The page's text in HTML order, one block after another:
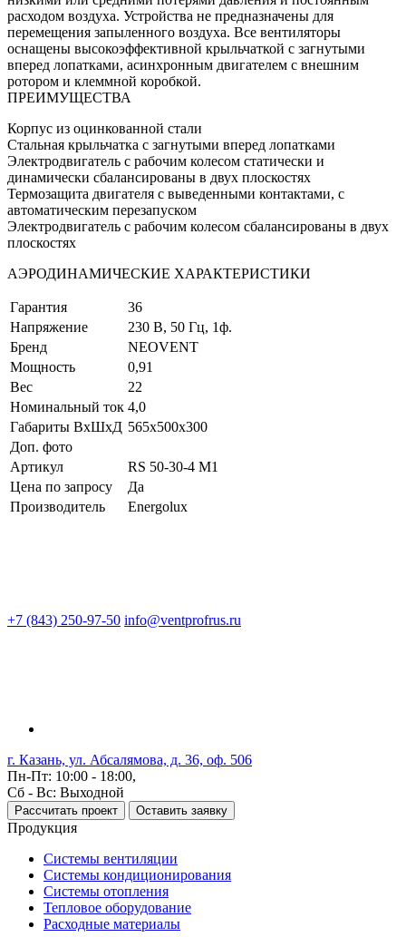
расходом воздуха. Устройства не предназначены для
перемещения запыленного воздуха. Все вентиляторы
оснащены высокоэффективной крыльчаткой с загнутыми
вперед лопатками, асинхронным двигателем с внешним
ротором и клеммной коробкой.
ПРЕИМУЩЕСТВА
Корпус из оцинкованной стали
Стальная крыльчатка с загнутыми вперед лопатками
Электродвигатель с рабочим колесом статически и
динамически сбалансированы в двух плоскостях
Термозащита двигателя с выведенными контактами, с
автоматическим перезапуском
Электродвигатель с рабочим колесом сбалансированы в двух
плоскостях
АЭРОДИНАМИЧЕСКИЕ ХАРАКТЕРИСТИКИ
Гарантия
36
Напряжение
230 В, 50 Гц, 1ф.
Бренд
NEOVENT
Мощность
0,91
Вес
22
Номинальный ток 4,0
Габариты ВхШхД 565x500x300
Доп. фото
Артикул
RS 50-30-4 M1
Цена по запросу
Да
Производитель
Energolux
+7 (843) 250-97-50 info@ventprofrus.ru
г. Казань, ул. Абсалямова, д. 36, оф. 506
Пн-Пт: 10:00 - 18:00,
Сб - Вс: Выходной
Рассчитать проект Оставить заявку
Продукция
Системы вентиляции
Системы кондиционирования
Системы отопления
Тепловое оборудование
Расходные материалы